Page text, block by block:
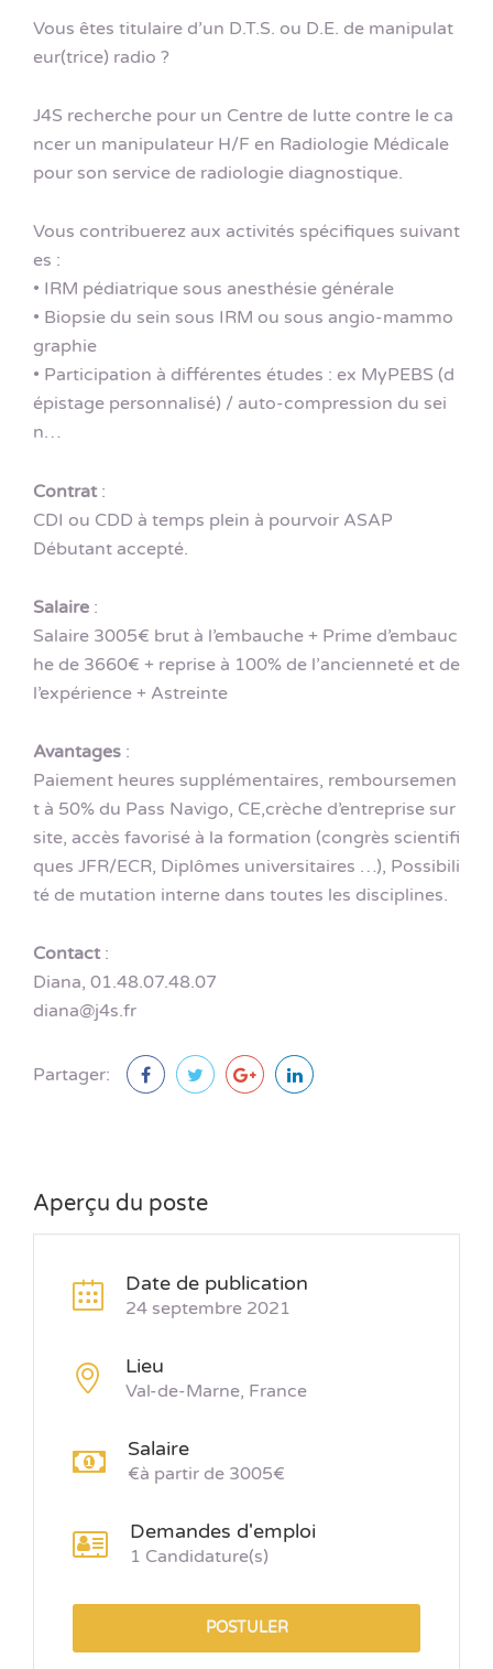
Vous êtes titulaire d’un D.T.S. ou D.E. de manipulat
eur(trice) radio ?
J4S recherche pour un Centre de lutte contre le ca
ncer un manipulateur H/F en Radiologie Médicale
pour son service de radiologie diagnostique.
Vous contribuerez aux activités spécifiques suivant
es :
• IRM pédiatrique sous anesthésie générale
• Biopsie du sein sous IRM ou sous angio-mammo
graphie
• Participation à différentes études : ex MyPEBS (d
épistage personnalisé) / auto-compression du sei
n…
Contrat :
CDI ou CDD à temps plein à pourvoir ASAP
Débutant accepté.
Salaire :
Salaire 3005€ brut à l’embauche + Prime d’embauc
he de 3660€ + reprise à 100% de l’ancienneté et de
l’expérience + Astreinte
Avantages :
Paiement heures supplémentaires, remboursemen
t à 50% du Pass Navigo, CE,crèche d’entreprise sur
site, accès favorisé à la formation (congrès scientifi
ques JFR/ECR, Diplômes universitaires …), Possibili
té de mutation interne dans toutes les disciplines.
Contact:
Diana, 01.48.07.48.07
diana@j4s.fr
Partager:
Aperçu du poste
Date de publication
24 septembre 2021
Lieu
Val-de-Marne, France
Salaire
€à partir de 3005€
Demandes d'emploi
1 Candidature(s)
POSTULER